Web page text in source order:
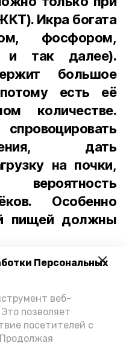
Персональных
веб-
позволяет
посетителей с
Икра богата
фосфором,
и так далее).
большое
есть её
количестве.
дать
на почки,
Особенно
пищей должны
безопасной
30-50 граммов
обратить
она